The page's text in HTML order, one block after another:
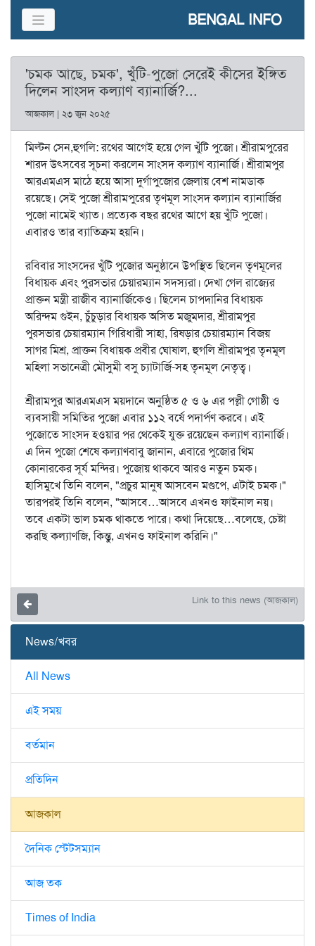
BENGAL INFO
'চমক আছে, চমক', খুঁটি-পুজো সেরেই কীসের ইঙ্গিত
দিলেন সাংসদ কল্যাণ ব্যানার্জি?...
আজকাল | ২৩ জুন ২০২৫
মিল্টন সেন,হুগলি: রথের আগেই হয়ে গেল খুঁটি পুজো। শ্রীরামপুরের
শারদ উৎসবের সূচনা করলেন সাংসদ কল্যাণ ব্যানার্জি। শ্রীরামপুর
আরএমএস মাঠে হয়ে আসা দুর্গাপুজোর জেলায় বেশ নামডাক
রয়েছে। সেই পুজো শ্রীরামপুরের তৃণমূল সাংসদ কল্যান ব্যানার্জির
পুজো নামেই খ্যাত। প্রত্যেক বছর রথের আগে হয় খুঁটি পুজো।
এবারও তার ব্যাতিক্রম হয়নি।
রবিবার সাংসদের খুঁটি পুজোর অনুষ্ঠানে উপস্থিত ছিলেন তৃণমূলের
বিধায়ক এবং পুরসভার চেয়ারম্যান সদস্যরা। দেখা গেল রাজ্যের
প্রাক্তন মন্ত্রী রাজীব ব্যানার্জিকেও। ছিলেন চাপদানির বিধায়ক
অরিন্দম গুইন, চুঁচুড়ার বিধায়ক অসিত মজুমদার, শ্রীরামপুর
পুরসভার চেয়ারম্যান গিরিধারী সাহা, রিষড়ার চেয়ারম্যান বিজয়
সাগর মিশ্র, প্রাক্তন বিধায়ক প্রবীর ঘোষাল, হুগলি শ্রীরামপুর তৃনমূল
মহিলা সভানেত্রী মৌসুমী বসু চ্যাটার্জি-সহ তৃনমূল নেতৃত্ব।
শ্রীরামপুর আরএমএস ময়দানে অনুষ্ঠিত ৫ ও ৬ এর পল্লী গোষ্ঠী ও
ব্যবসায়ী সমিতির পুজো এবার ১১২ বর্ষে পদার্পণ করবে। এই
পুজোতে সাংসদ হওয়ার পর থেকেই যুক্ত রয়েছেন কল্যাণ ব্যানার্জি।
এ দিন পুজো শেষে কল্যাণবাবু জানান, এবারে পুজোর থিম
কোনারকের সূর্য মন্দির। পুজোয় থাকবে আরও নতুন চমক।
হাসিমুখে তিনি বলেন, "প্রচুর মানুষ আসবেন মণ্ডপে, এটাই চমক।"
তারপরই তিনি বলেন, "আসবে…আসবে এখনও ফাইনাল নয়।
তবে একটা ভাল চমক থাকতে পারে। কথা দিয়েছে…বলেছে, চেষ্টা
করছি কল্যাণজি, কিন্তু, এখনও ফাইনাল করিনি।"
Link to this news (আজকাল)
News/খবর
All News
এই সময়
বর্তমান
প্রতিদিন
আজকাল
দৈনিক স্টেটসম্যান
আজ তক
Times of India